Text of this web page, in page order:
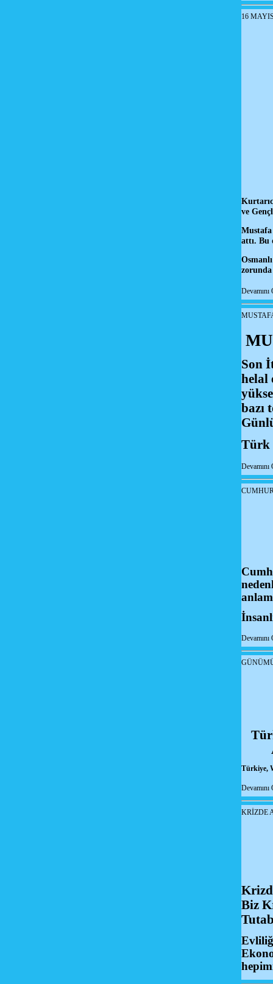
16
ve
Mustafa
attı. Bu
zorunda
Devamını
Son
helal
bazı
Türk
Devamını
Devamını
Türkiye,
Devamını
KRİZDE
Biz